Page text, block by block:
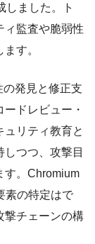
しました。ト
ィ監査や脆弱性
す。
発見と修正支
ドレビュー・
リティ教育と
つつ、攻撃目
す。Chromium
素の特定はで
撃チェーンの構